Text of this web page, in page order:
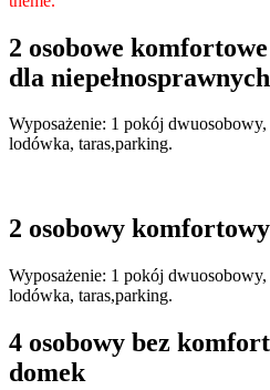
2 osobowe
dla niepełnosprawnych
Wyposażenie: 1 pokój
lodówka, taras,parking.
2 osobowy
Wyposażenie: 1 pokój
lodówka, taras,parking.
4 osobowy bez
domek